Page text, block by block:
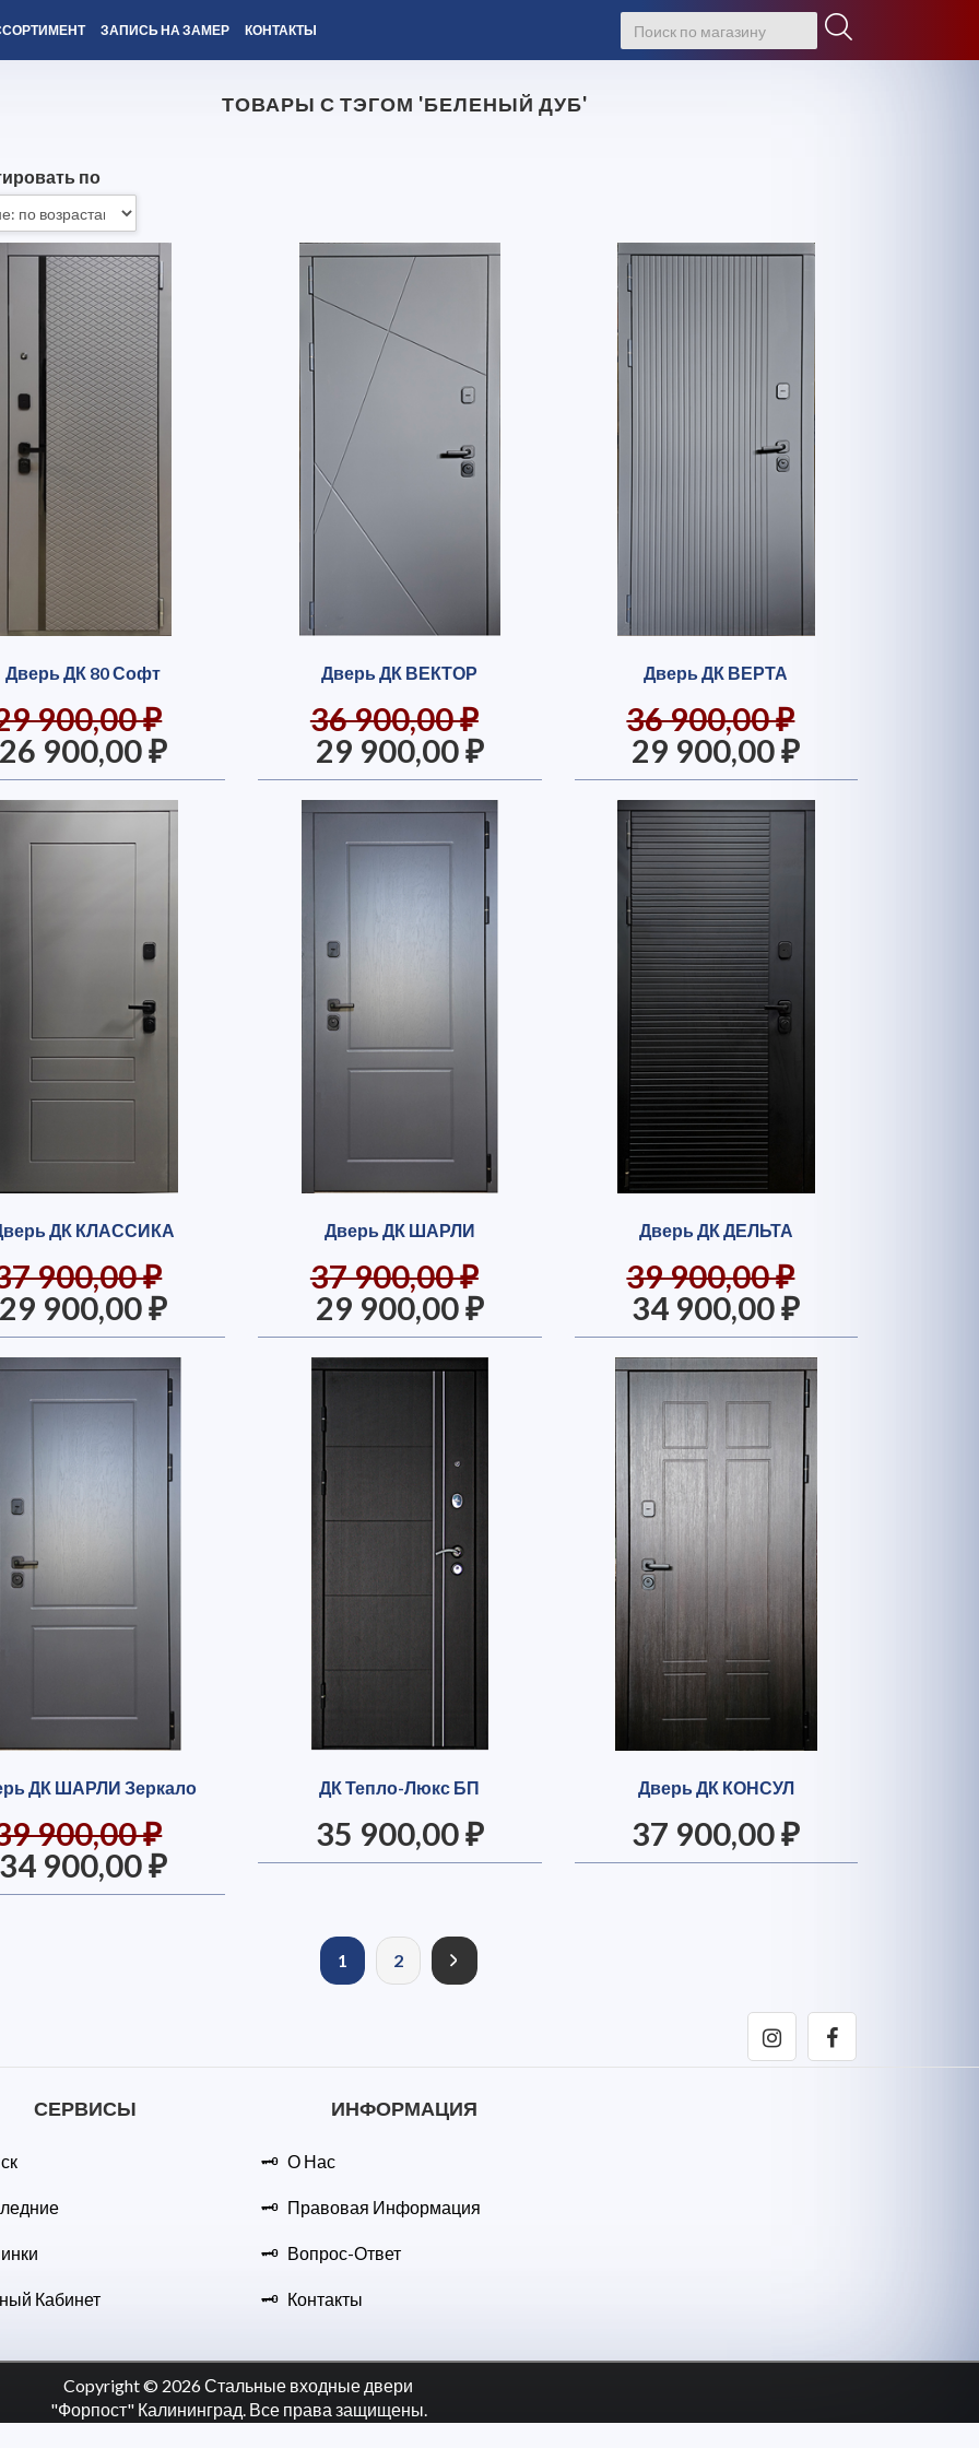
ЗАПИСЬ НА ЗАМЕР КОНТАКТЫ
ТОВАРЫ С ТЭГОМ 'БЕЛЕНЫЙ ДУБ'
по
Дверь ДК 80 Софт
900,00 ₽
26 900,00 ₽
Дверь ДК ВЕКТОР
36 900,00 ₽
29 900,00 ₽
Дверь ДК ВЕРТА
36 900,00 ₽
29 900,00 ₽
ДК КЛАССИКА
900,00 ₽
29 900,00 ₽
Дверь ДК ШАРЛИ
37 900,00 ₽
29 900,00 ₽
Дверь ДК ДЕЛЬТА
39 900,00 ₽
34 900,00 ₽
ДК ШАРЛИ Зеркало
900,00 ₽
34 900,00 ₽
ДК Тепло-Люкс БП
35 900,00 ₽
Дверь ДК КОНСУЛ
37 900,00 ₽
1 2
СЕРВИСЫ
Кабинет
ИНФОРМАЦИЯ
О Нас
Правовая Информация
Вопрос-Ответ
Контакты
Copyright © 2026 Стальные входные двери
"Форпост" Калининград. Все права защищены.